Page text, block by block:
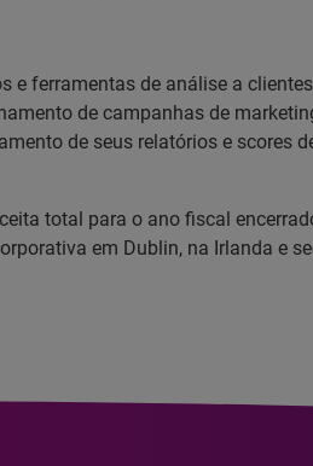
e ferramentas de análise a
de campanhas de
de seus relatórios e scores
total para o ano fiscal
em Dublin, na Irlanda e